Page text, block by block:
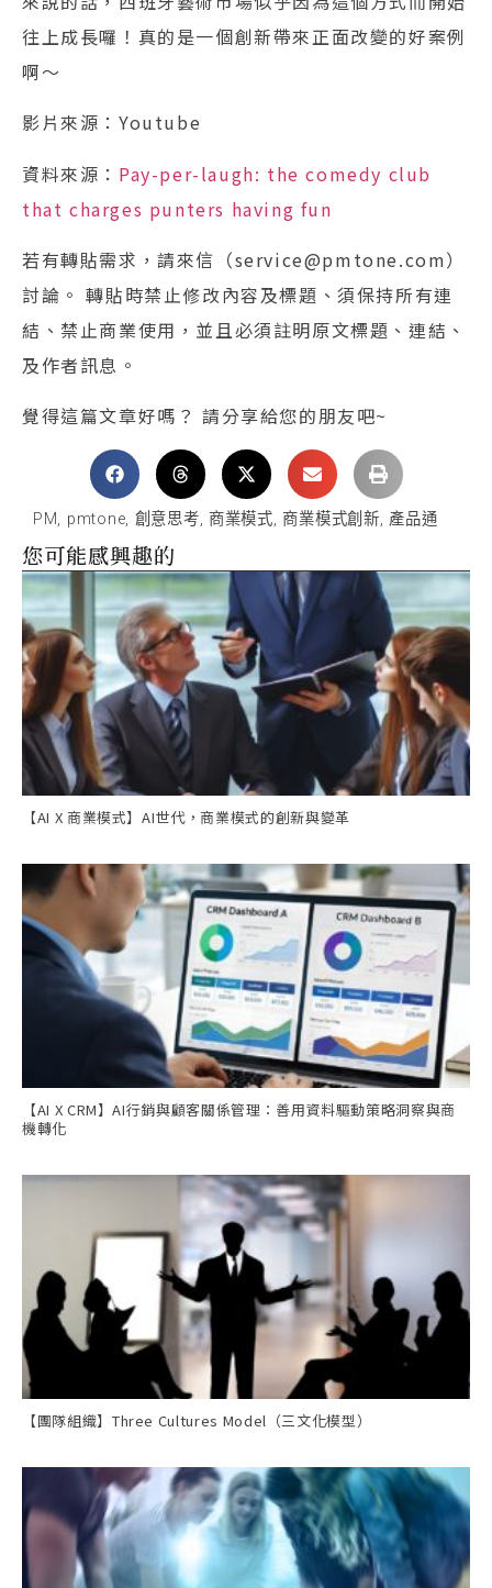
往上成長囉！真的是一個創新帶來正面改變的好案例
啊～
影片來源：Youtube
資料來源： Pay-per-laugh: the comedy club
that charges punters having fun
若有轉貼需求，請來信（service@pmtone.com）
討論。 轉貼時禁止修改內容及標題、須保持所有連
結、禁止商業使用，並且必須註明原文標題、連結、
及作者訊息。
覺得這篇文章好嗎？ 請分享給您的朋友吧~
PM, pmtone, 創意思考, 商業模式, 商業模式創新, 產品通
您可能感興趣的
【AI X 商業模式】AI世代，商業模式的創新與變革
【AI X CRM】AI行銷與顧客關係管理：善用資料驅動策略洞察與商
機轉化
【團隊組織】Three Cultures Model（三文化模型）